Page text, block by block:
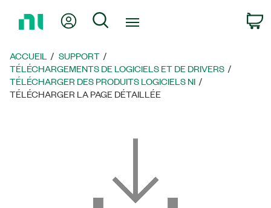
page
d’accueil
Mon compteRechercher
ACCUEIL
SUPPORT
TÉLÉCHARGEMENTS DE LOGICIELS ET DE DRIVERS
TÉLÉCHARGER DES PRODUITS LOGICIELS NI
TÉLÉCHARGER LA PAGE DÉTAILLÉE